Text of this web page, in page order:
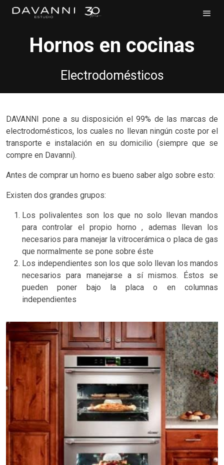
Hornos en cocinas
Electrodomésticos
DAVANNI pone a su disposición el 99% de las marcas de
electrodomésticos, los cuales no llevan ningún coste por el
transporte e instalación en su domicilio (siempre que se
compre en Davanni).
Antes de comprar un horno es bueno saber algo sobre esto:
Existen dos grandes grupos:
Los polivalentes son los que no solo llevan mandos
para controlar el propio horno , ademas llevan los
necesarios para manejar la vitrocerámica o placa de gas
que normalmente se pone sobre éste
Los independientes son los que solo llevan los mandos
necesarios para manejarse a sí mismos. Éstos se
pueden poner bajo la placa o en columnas
independientes